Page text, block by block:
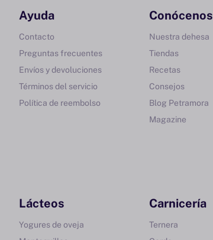
Ayuda
Contacto
Preguntas frecuentes
Envíos y devoluciones
Términos del servicio
Política de reembolso
Conócenos
Nuestra dehesa
Tiendas
Recetas
Consejos
Blog Petramora
Magazine
Lácteos
Yogures de oveja
Carnicería
Ternera